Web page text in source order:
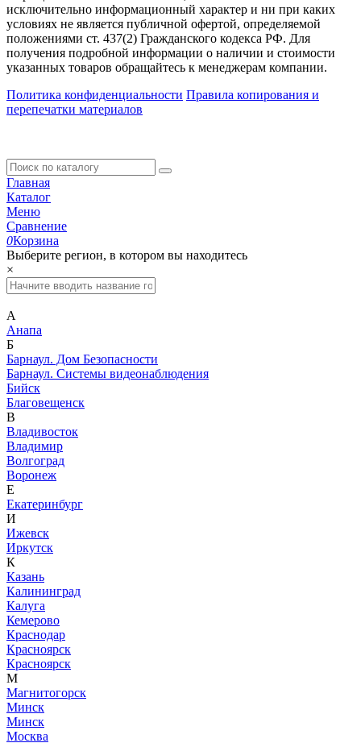
исключительно информационный характер и ни при каких
условиях не является публичной офертой, определяемой
положениями ст. 437(2) Гражданского кодекса РФ. Для
получения подробной информации о наличии и стоимости
указанных товаров обращайтесь к менеджерам компании.
Политика конфиденциальности Правила копирования и
перепечатки материалов
Главная
Каталог
Меню
Сравнение
0Корзина
Выберите регион, в котором вы находитесь
×
А
Анапа
Б
Барнаул. Дом Безопасности
Барнаул. Системы видеонаблюдения
Бийск
Благовещенск
В
Владивосток
Владимир
Волгоград
Воронеж
Е
Екатеринбург
И
Ижевск
Иркутск
К
Казань
Калининград
Калуга
Кемерово
Краснодар
Красноярск
Красноярск
М
Магнитогорск
Минск
Минск
Москва